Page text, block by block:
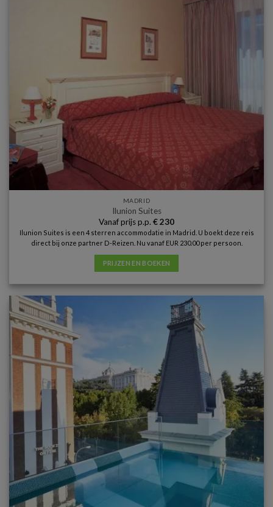
MADRID
Ilunion Suites
Vanaf prijs p.p. €230
Ilunion Suites is een 4 sterren accommodatie in Madrid. U boekt deze reis
direct bij onze partner D-Reizen. Nu vanaf EUR 230.00 per persoon.
PRIJZEN EN BOEKEN